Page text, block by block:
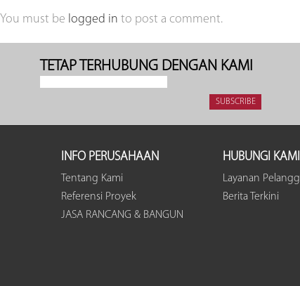
You must be logged in to post a comment.
TETAP TERHUBUNG DENGAN KAMI
INFO PERUSAHAAN
Tentang Kami
Referensi Proyek
JASA RANCANG & BANGUN
HUBUNGI KAMI
Layanan
Berita Terkini